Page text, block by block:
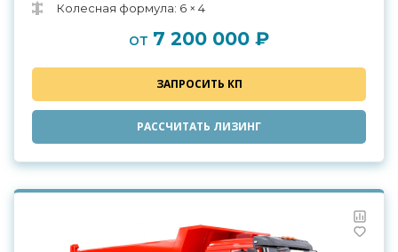
Колесная формула: 6 × 4
от 7 200 000 ₽
ЗАПРОСИТЬ КП
РАССЧИТАТЬ ЛИЗИНГ